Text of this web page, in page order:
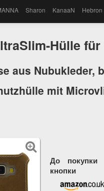
Sharon KanaaN Hebron
Hülle
aus Nubukleder,
mit
До покупки
кнопки